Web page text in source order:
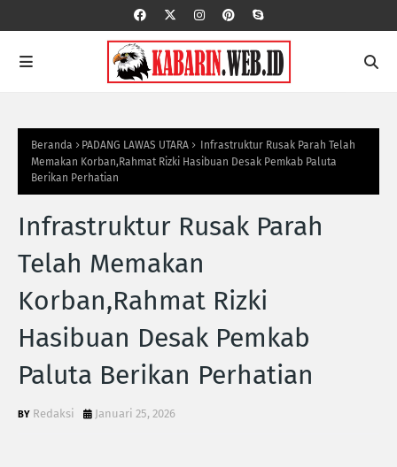
Beranda PADANG LAWAS UTARA
Infrastruktur Rusak Parah Telah
Memakan Korban,Rahmat Rizki Hasibuan Desak Pemkab Paluta
Berikan Perhatian
Infrastruktur Rusak Parah
Telah Memakan
Korban,Rahmat Rizki
Hasibuan Desak Pemkab
Paluta Berikan Perhatian
Redaksi Januari 25, 2026